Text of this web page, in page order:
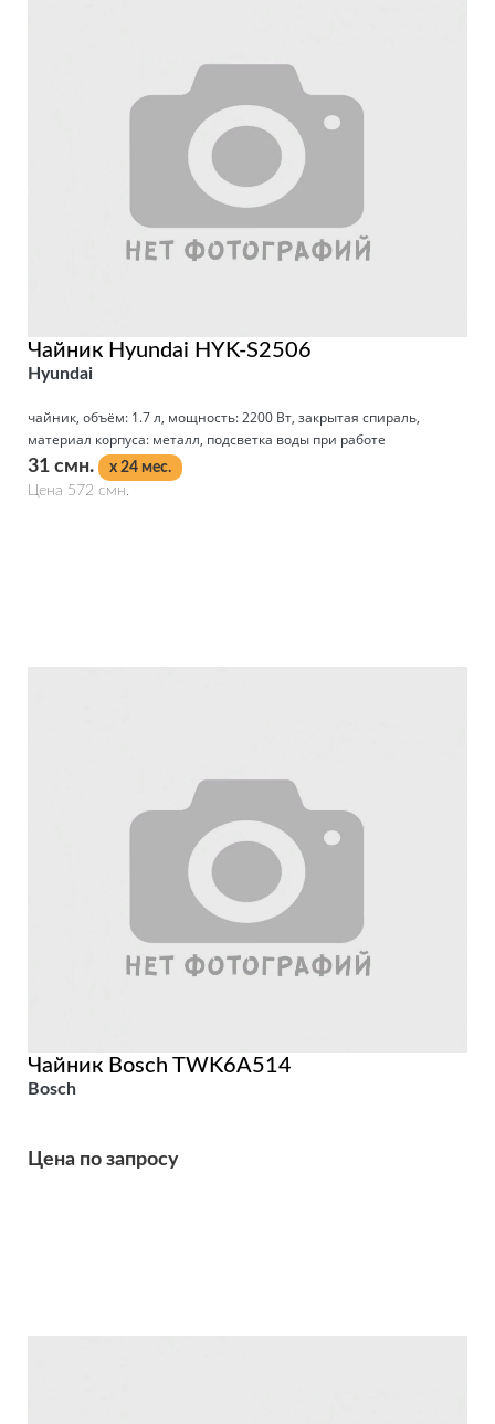
Чайник Hyundai HYK-S2506
Hyundai
чайник, объём: 1.7 л, мощность: 2200 Вт, закрытая спираль,
материал корпуса: металл, подсветка воды при работе
31 смн.
x 24 мес.
Цена 572 смн.
Чайник Bosch TWK6A514
Bosch
Цена по запросу